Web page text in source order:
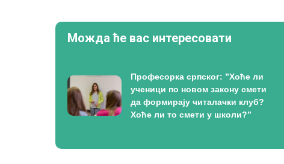
Можда ће вас интересовати
Професорка српског: ”Хоће ли
ученици по новом закону смети
да формирају читалачки клуб?
Хоће ли то смети у школи?”